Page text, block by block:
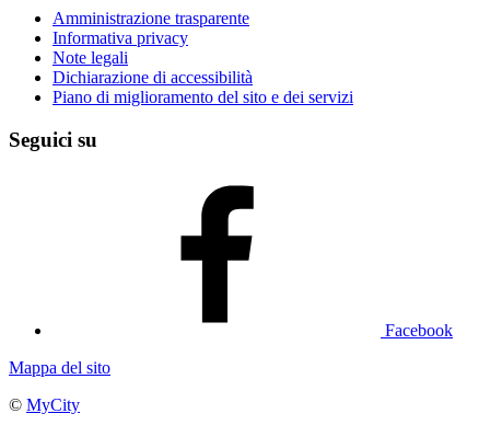
Amministrazione trasparente
Informativa privacy
Note legali
Dichiarazione di accessibilità
Piano di miglioramento del sito e dei servizi
Seguici su
Facebook
Mappa del sito
© MyCity